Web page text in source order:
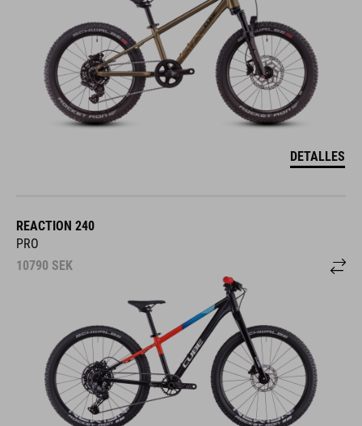
DETALLES
REACTION 240
PRO
10790 SEK